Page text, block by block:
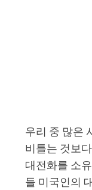
우리 중 많은
비틀는 것보
대전화를 소
들 미국인의